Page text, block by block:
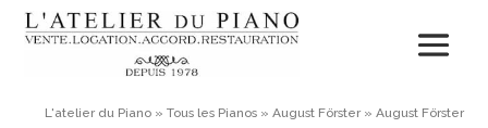
L'atelier du Piano» Tous les Pianos» August Förster» August Förster